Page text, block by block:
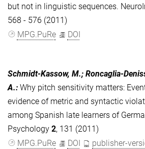
but not in linguistic sequences.
568 - 576 (2011)
MPG.PuRe
DOI
Schmidt-Kassow, M.; Roncaglia-
A.: Why pitch sensitivity matters:
evidence of metric and syntactic
among Spanish late learners of
Psychology 2, 131 (2011)
MPG.PuRe
DOI publisher-